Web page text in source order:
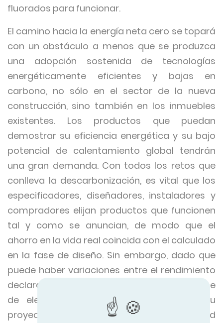
fluorados para funcionar.
El camino hacia la energía neta cero se topará
con un obstáculo a menos que se produzca
una adopción sostenida de tecnologías
energéticamente eficientes y bajas en
carbono, no sólo en el sector de la nueva
construcción, sino también en los inmuebles
existentes. Los productos que puedan
demostrar su eficiencia energética y su bajo
potencial de calentamiento global tendrán
una gran demanda. Con todos los retos que
conlleva la descarbonización, es vital que los
especificadores, diseñadores, instaladores y
compradores elijan productos que funcionen
tal y como se anuncian, de modo que el
ahorro en la vida real coincida con el calculado
en la fase de diseño. Sin embargo, dado que
puede haber variaciones entre el rendimiento
declarado y el real, ¿cómo puede asegurarse
de elegir el producto adecuado para su
proyecto? Aquí es donde Eurovent Certified